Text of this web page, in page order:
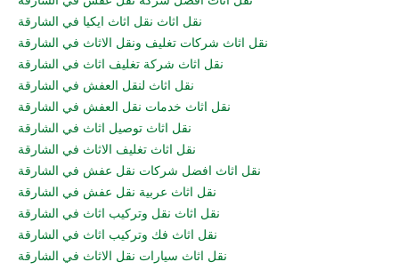
نقل اثاث نقل اثاث ايكيا في الشارقة
نقل اثاث شركات تغليف ونقل الاثاث في الشارقة
نقل اثاث شركة تغليف اثاث في الشارقة
نقل اثاث لنقل العفش في الشارقة
نقل اثاث خدمات نقل العفش في الشارقة
نقل اثاث توصيل اثاث في الشارقة
نقل اثاث تغليف الاثاث في الشارقة
نقل اثاث افضل شركات نقل عفش في الشارقة
نقل اثاث عربية نقل عفش في الشارقة
نقل اثاث نقل وتركيب اثاث في الشارقة
نقل اثاث فك وتركيب اثاث في الشارقة
نقل اثاث سيارات نقل الاثاث في الشارقة